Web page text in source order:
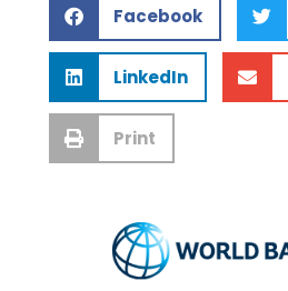
Facebook
LinkedIn
Print